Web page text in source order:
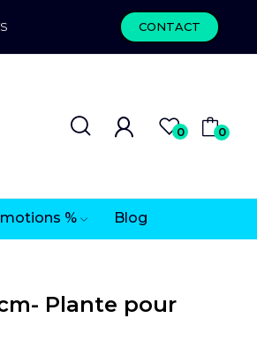
CONTACT
0 0
% Blog
Plante pour